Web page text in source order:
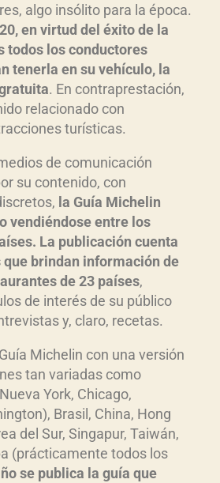
algo insólito para la época.
en virtud del éxito de la
todos los conductores
tenerla en su vehículo, la
. En contraprestación,
relacionado con
turísticas.
de comunicación
su contenido, con
la Guía Michelin
vendiéndose entre los
La publicación cuenta
que brindan información de
de 23 países,
de interés de su público
y, claro, recetas.
Michelin con una versión
tan variadas como
York, Chicago,
Brasil, China, Hong
del Sur, Singapur, Taiwán,
(prácticamente todos los
se publica la guía que